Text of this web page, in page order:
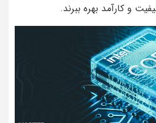
و کارآمد بهره ببرند.